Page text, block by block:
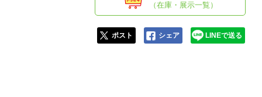
（在庫・展示一覧）
ポスト シェア LINEで送る